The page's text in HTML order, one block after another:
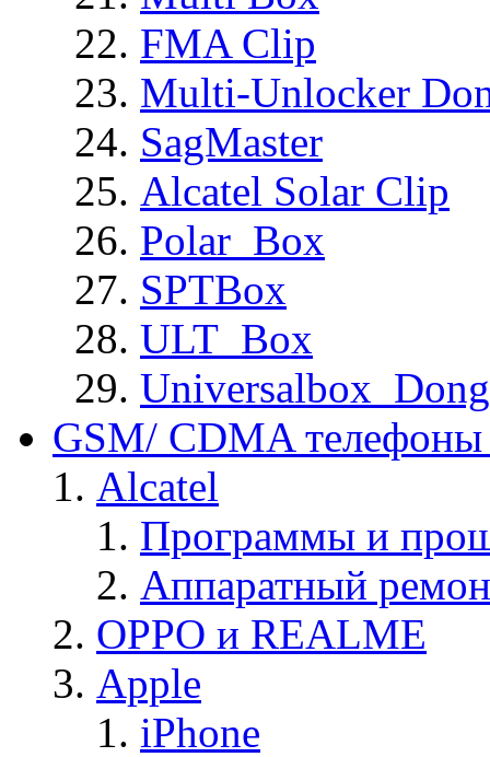
FMA Clip
Multi-Unlocker
SagMaster
Alcatel Solar Clip
Polar_Box
SPTBox
ULT_Box
GSM/ CDMA
Alcatel
Программы и
Аппаратный
OPPO и REALME
Apple
iPhone